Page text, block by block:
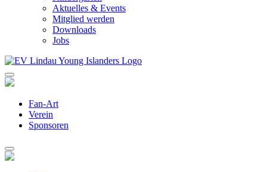
Aktuelles & Events
Mitglied werden
Downloads
Jobs
Fan-Art
Verein
Sponsoren